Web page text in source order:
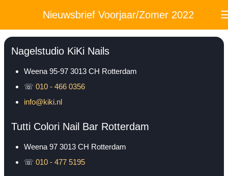
Nieuwsbrief Voorjaar/Zomer 2022
Nagelstudio KiKi Nails
Weena 95-97 3013 CH Rotterdam
☏010 - 466 0356
info@kiki.nl
Tutti Colori Nail Bar Rotterdam
Weena 97 3013 CH Rotterdam
☏010 - 477 5195